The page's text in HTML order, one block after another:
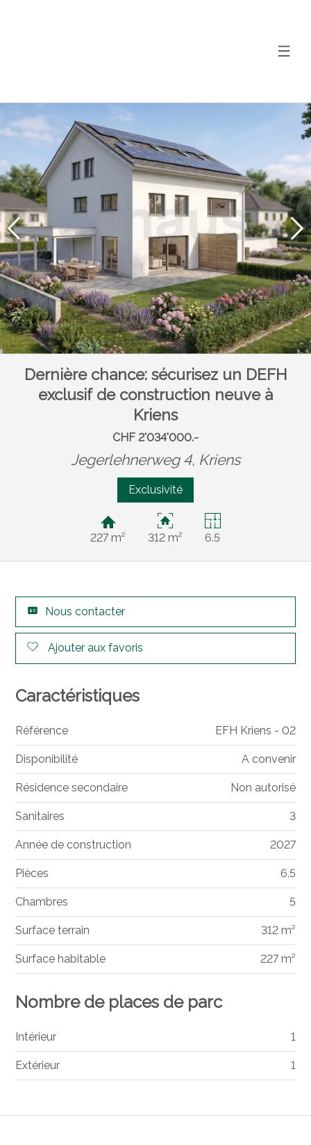
Dernière chance: sécurisez un DEFH
exclusif de construction neuve à
Kriens
CHF 2'034'000.-
Jegerlehnerweg 4, Kriens
Exclusivité
227 m² 312 m² 6.5
Nous contacter
Ajouter aux favoris
Caractéristiques
Référence EFH Kriens - 02
Disponibilité A convenir
Résidence secondaire Non autorisé
Sanitaires 3
Année de construction 2027
Pièces 6.5
Chambres 5
Surface terrain 312 m²
Surface habitable 227 m²
Nombre de places de parc
Intérieur 1
Extérieur 1